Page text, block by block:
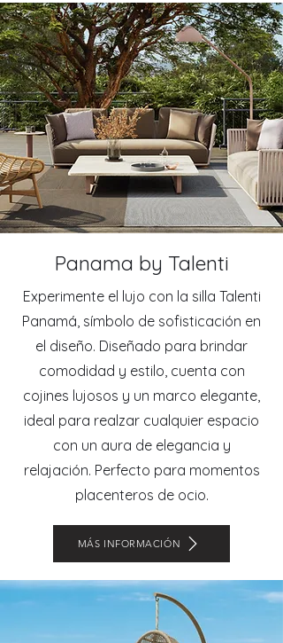
Panama by Talenti
Experimente el lujo con la silla Talenti
Panamá, símbolo de sofisticación en
el diseño. Diseñado para brindar
comodidad y estilo, cuenta con
cojines lujosos y un marco elegante,
ideal para realzar cualquier espacio
con un aura de elegancia y
relajación. Perfecto para momentos
placenteros de ocio.
MÁS INFORMACIÓN